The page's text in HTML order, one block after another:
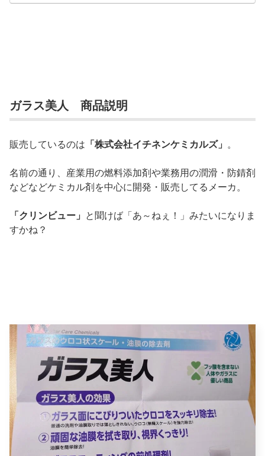
ガラス美人 商品説明
販売しているのは 「株式会社イチネンケミカルズ」 。
名前の通り、産業用の燃料添加剤や業務用の潤滑・防錆剤
などなどケミカル剤を中心に開発・販売してるメーカ。
「クリンビュー」 と聞けば「あ～ねぇ！」みたいになりま
すかね？